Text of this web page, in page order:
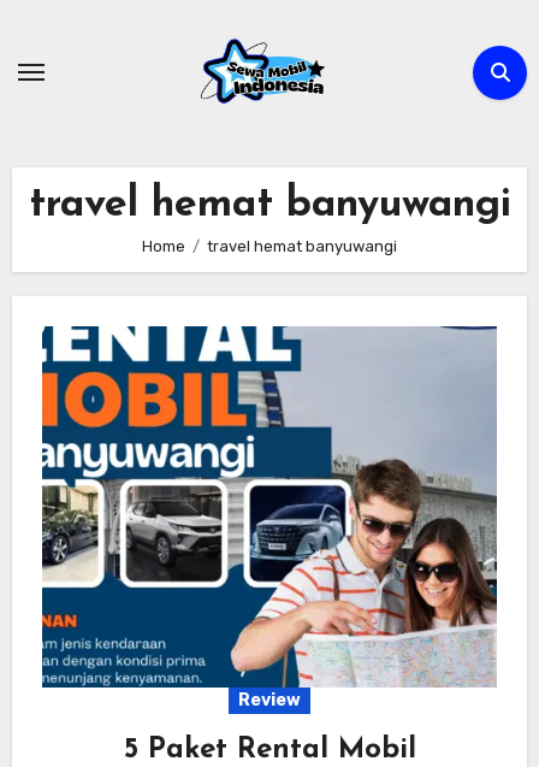
content
travel hemat banyuwangi
Home travel hemat banyuwangi
Review
5 Paket Rental Mobil